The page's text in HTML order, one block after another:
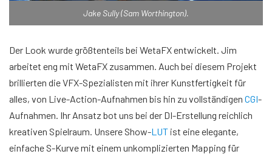
Jake Sully (Sam Worthington).
Der Look wurde größtenteils bei WetaFX entwickelt. Jim
arbeitet eng mit WetaFX zusammen. Auch bei diesem Projekt
brillierten die VFX-Spezialisten mit ihrer Kunstfertigkeit für
alles, von Live-Action-Aufnahmen bis hin zu vollständigen CGI-
Aufnahmen. Ihr Ansatz bot uns bei der DI-Erstellung reichlich
kreativen Spielraum. Unsere Show-LUT ist eine elegante,
einfache S-Kurve mit einem unkomplizierten Mapping für